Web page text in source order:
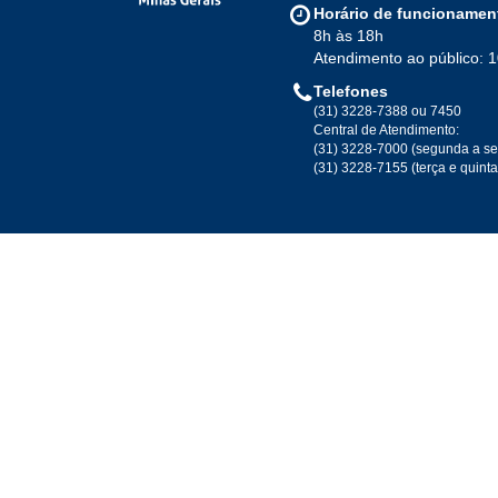
Horário de
8h às 18h
Atendimento ao público:
Telefones
(31) 3228-7388 ou 7450
Central de Atendimento:
(31) 3228-7000 (segunda a
(31) 3228-7155 (terça e